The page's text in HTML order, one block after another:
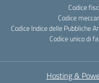
Codice
Codice
Codice Indice delle Pubbliche
Codice unico di
Hosting &